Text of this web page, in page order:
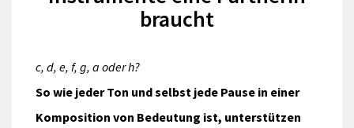
braucht
c, d, e, f, g, a oder h?
So wie jeder Ton und selbst jede Pause in einer
Komposition von Bedeutung ist, unterstützen